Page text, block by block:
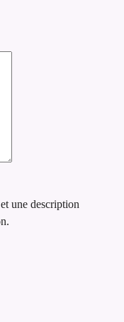
une description